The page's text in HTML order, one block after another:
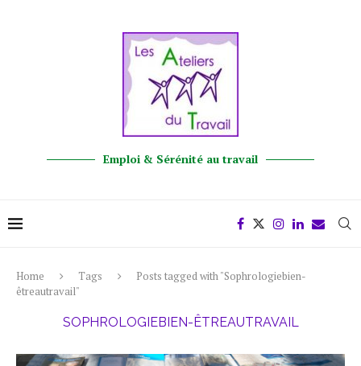
Emploi & Sérénité au travail
Home Tags
Posts tagged with "Sophrologiebien-
êtreautravail"
SOPHROLOGIEBIEN-ÊTREAUTRAVAIL